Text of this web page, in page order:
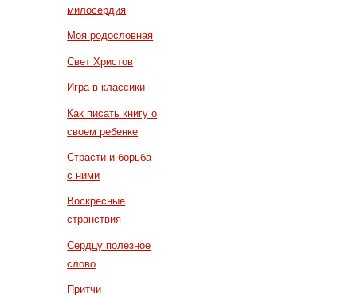
милосердия
Моя родословная
Свет Христов
Игра в классики
Как писать книгу о
своем ребенке
Страсти и борьба
с ними
Воскресные
странствия
Сердцу полезное
слово
Притчи